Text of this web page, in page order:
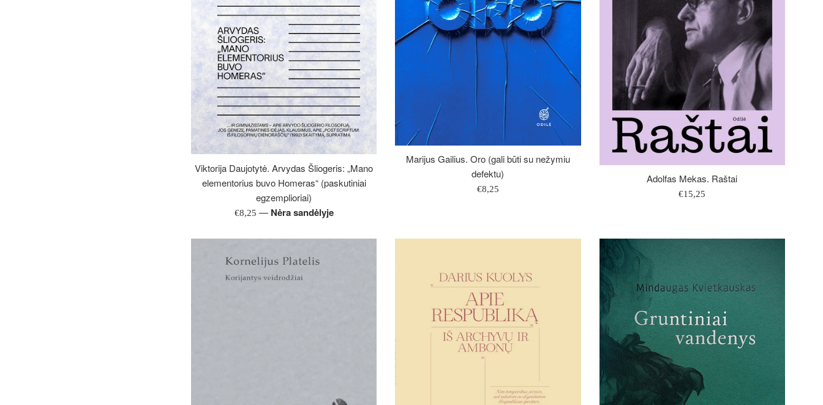
Viktorija Daujotytė. Arvydas Šliogeris: „Mano
elementorius buvo Homeras“ (paskutiniai
egzemplioriai)
Įprasta
€8,25 — Nėra sandėlyje
Marijus Gailius. Oro (gali būti su nežymiu
defektu)
Įprasta
€8,25
Adolfas Mekas. Raštai
Įprasta
€15,25